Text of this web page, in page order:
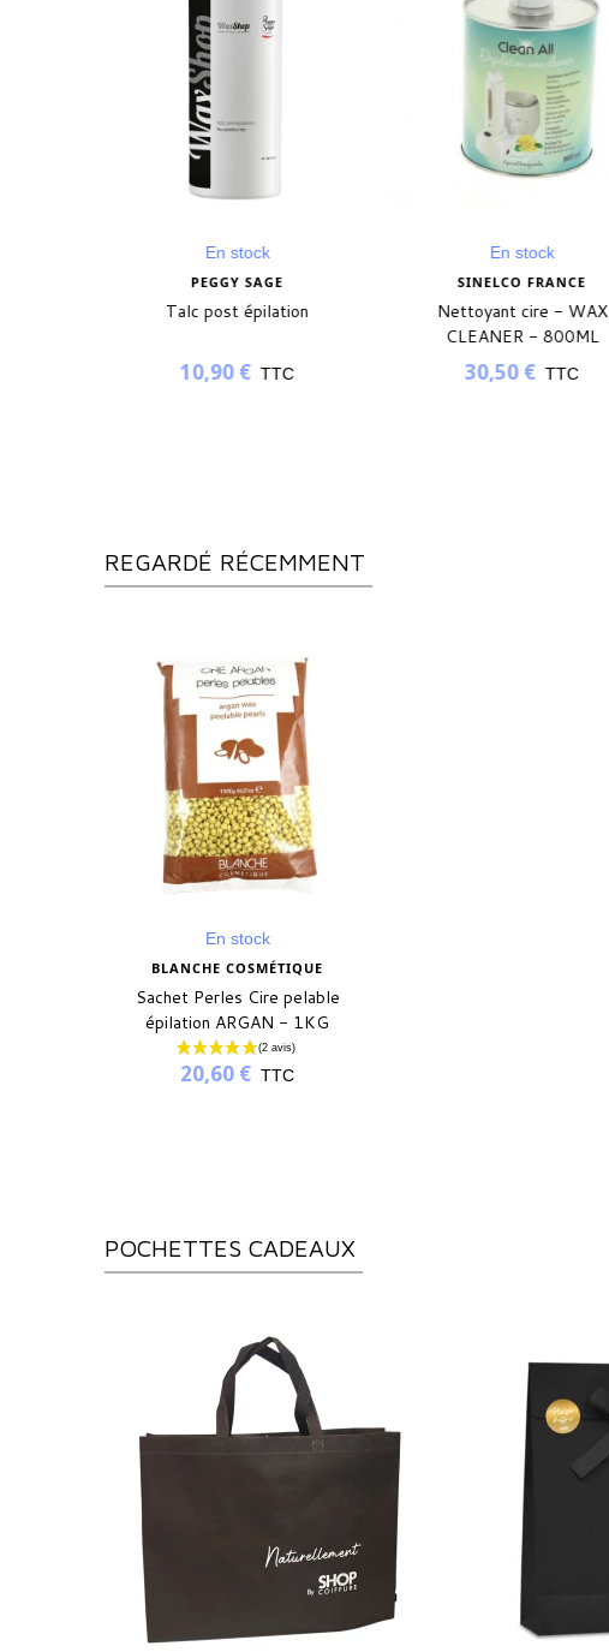
En stock
PEGGY SAGE
Talc post épilation
10,90 € TTC
En stock
SINELCO FRANCE
Nettoyant cire - WAX
CLEANER - 800ML
30,50 € TTC
REGARDÉ RÉCEMMENT
En stock
BLANCHE COSMÉTIQUE
Sachet Perles Cire pelable
épilation ARGAN - 1KG
20,60 € TTC
POCHETTES CADEAUX